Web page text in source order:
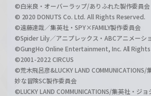
©白米良・オーバーラップ/ありふれた製作委員会
© 2020 DONUTS Co. Ltd. All Rights Reserved.
©遠藤達哉／集英社・SPY×FAMILY製作委員会
©Spider Lily／アニプレックス・ABCアニメーシ
©GungHo Online Entertainment, Inc. All
©2001-2022 CIRCUS
©荒木飛呂彦&LUCKY LAND COMMUNICATIONS/
妙な冒険SC製作委員会
©LUCKY LAND COMMUNICATIONS/集英社・ジ